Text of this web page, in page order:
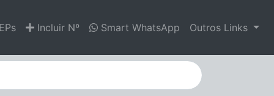
Incluir Nº Smart WhatsApp Outros Links